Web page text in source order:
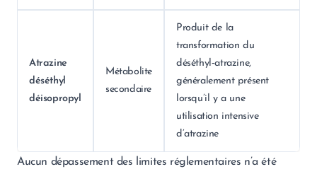
Atrazine
déséthyl
déisopropyl
Métabolite
secondaire
Produit de la
transformation du
déséthyl‑atrazine,
généralement présent
lorsqu’il y a une
utilisation intensive
d’atrazine
Aucun dépassement des limites réglementaires n’a été